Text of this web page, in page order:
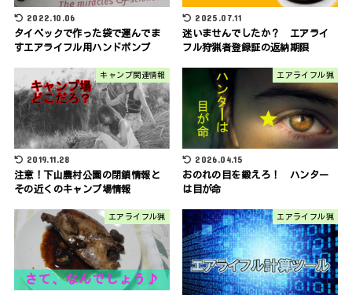
2022.10.06
タイベックで作った袋で運んでま
すエアライフル用ハンドポンプ
2025.07.11
迷いませんでしたか？ エアライ
フル狩猟者登録証の返納期限
キャンプ関連情報
2019.11.28
注意！下山農村公園の閉鎖情報と
その近くのキャンプ場情報
エアライフル猟
2026.04.15
おのれの目を鍛えろ！ ハンター
は目が命
エアライフル猟 エアライフル猟